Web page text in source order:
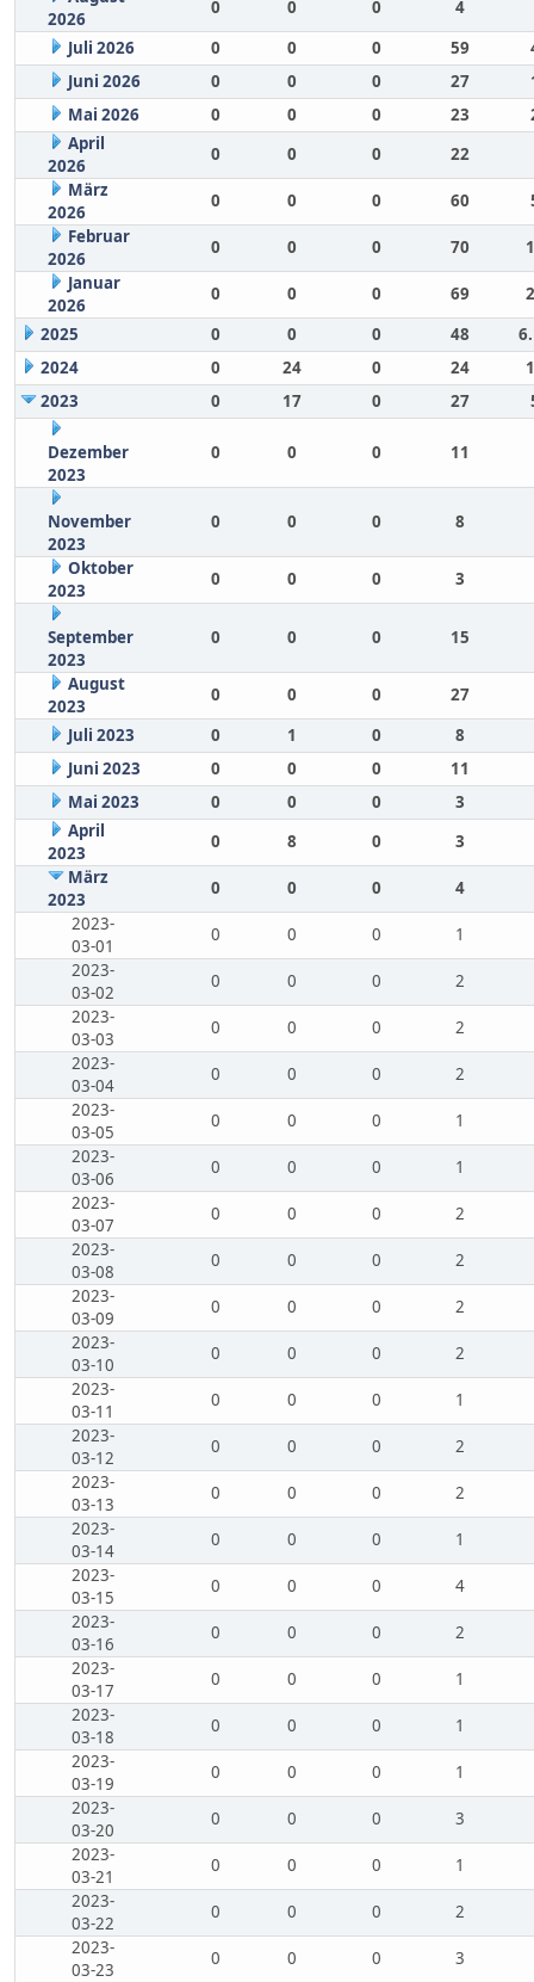
2026
0 0 0
4
Juli 2026
0 0 0 59
Juni 2026
0 0 0 27
Mai 2026
0 0 0 23
April
2026
0 0 0
22
März
2026
0 0 0 60
Februar
2026
0 0 0 70
Januar
2026
0 0 0 69
2025
0 0 0 48
2024
0 24 0 24
2023
0 17 0 27
Dezember
2023
0 0 0 11
November
2023
0 0 0 8
Oktober
2023
0 0 0 3
September
2023
0 0 0 15
August
2023
0 0 0
27
Juli 2023
0 1 0
8
Juni 2023
0 0 0
11
Mai 2023
0 0 0
3
April
2023
0 8 0
3
März
2023
0 0 0
4
2023-
03-01
0 0 0
1
2023-
03-02
0 0 0
2
2023-
03-03
0 0 0
2
2023-
03-04
0 0 0
2
2023-
03-05
0 0 0
1
2023-
03-06
0 0 0
1
2023-
03-07
0 0 0
2
2023-
03-08
0 0 0
2
2023-
03-09
0 0 0
2
2023-
03-10
0 0 0
2
2023-
03-11
0 0 0
1
2023-
03-12
0 0 0
2
2023-
03-13
0 0 0
2
2023-
03-14
0 0 0
1
2023-
03-15
0 0 0
4
2023-
03-16
0 0 0
2
2023-
03-17
0 0 0
1
2023-
03-18
0 0 0
1
2023-
03-19
0 0 0
1
2023-
03-20
0 0 0
3
2023-
03-21
0 0 0
1
2023-
03-22
0 0 0
2
2023-
03-23
0 0 0
3